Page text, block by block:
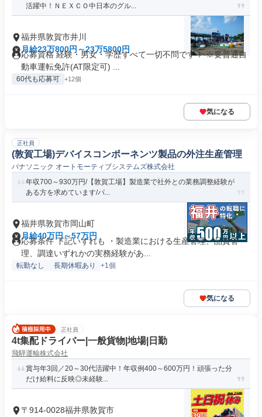
活躍中！ＮＥＸＣＯ中日本のグル...
福井県敦賀市井川
月給23万800円～23万5800円
応募資格 経験・男女・学歴すべて一切不問です！ ※要普通自
動車運転免許(AT限定可) ...
60代も応募可 +12個
気になる
正社員
(敦賀工場)デバイスコンポーネンツ製品の外注生産管理
パナソニック オートモーティブシステムズ株式会社
年収700～930万円/【敦賀工場】製造業で社外との業務調整経験が
ある方を求めています/パ...
福井県敦賀市岡山町
月給40万円～57万円
応募条件 下記いずれも ・製造業における生産管理、品質管
理、調達いずれかの実務経験があ...
転勤なし 長期休暇あり +1個
気になる
正社員
4t集配ドライバー|一般貨物|地場|日勤
飛騨運輸株式会社
賞与年3回／20～30代活躍中！年収例400～600万円！頑張った分
だけ給料に反映◎未経験...
〒914-0028福井県敦賀市